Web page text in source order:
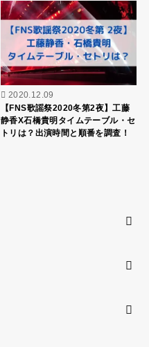
2020.12.09
【FNS歌謡祭2020冬第2夜】工藤
静香X石橋貴明タイムテーブル・セ
トリは？出演時間と順番を調査！